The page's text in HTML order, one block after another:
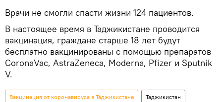
Врачи не смогли спасти жизни 124 пациентов.
В настоящее время в Таджикистане проводится
вакцинация, граждане старше 18 лет будут
бесплатно вакцинированы с помощью препаратов
CoronaVac, AstraZeneca, Moderna, Pfizer и Sputnik
V.
Вакцинация от коронавируса в Таджикистане Таджикистан